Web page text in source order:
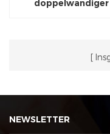
doppelwandiger
NEWSLETTER